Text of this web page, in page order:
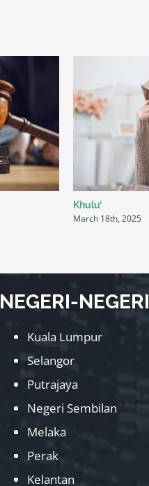
Khulu’
March 18th, 2025
NEGERI-NEGERI
Kuala Lumpur
Selangor
Putrajaya
Negeri Sembilan
Melaka
Perak
Kelantan